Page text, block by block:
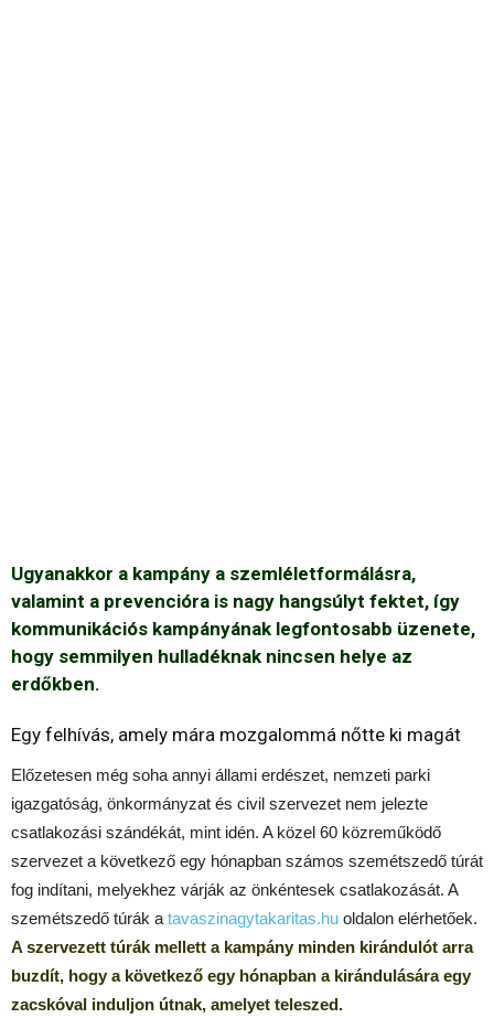
Ugyanakkor a kampány a szemléletformálásra,
valamint a prevencióra is nagy hangsúlyt fektet, így
kommunikációs kampányának legfontosabb üzenete,
hogy semmilyen hulladéknak nincsen helye az
erdőkben.
Egy felhívás, amely mára mozgalommá nőtte ki magát
Előzetesen még soha annyi állami erdészet, nemzeti parki
igazgatóság, önkormányzat és civil szervezet nem jelezte
csatlakozási szándékát, mint idén. A közel 60 közreműködő
szervezet a következő egy hónapban számos szemétszedő túrát
fog indítani, melyekhez várják az önkéntesek csatlakozását. A
szemétszedő túrák a tavaszinagytakaritas.hu oldalon elérhetőek.
A szervezett túrák mellett a kampány minden kirándulót arra
buzdít, hogy a következő egy hónapban a kirándulására egy
zacskóval induljon útnak, amelyet teleszed.